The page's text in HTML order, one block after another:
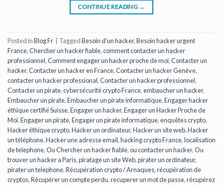
CONTINUE READING →
Posted inBlog Fr TaggedBesoin d’un hacker,Besoin hacker urgent
France,Chercher un hacker fiable,comment contacter un hacker
professionnel,Comment engager un hacker proche de moi,Contacter un
hacker,Contacter un hacker en France,Contacter un hacker Genève,
contacter un hacker professional,Contacter un hacker professionnel,
Contacter un pirate,cybersécurité crypto France,embaucher un hacker,
Embaucher un pirate,Embaucher un pirate informatique,Engager hacker
éthique certifié Suisse,Engager un hacker,Engager un Hacker Proche de
Moi,Engager un pirate,Engager un pirate informatique,enquêtes crypto,
Hacker éthique crypto,Hacker un ordinateur,Hacker un site web,Hacker
un téléphone,Hacker une adresse email,hacking crypto France,localisation
de telephone,Ou Chercher un hacker fiable,ou contacter un hacker,Ou
trouver un hacker a Paris,piratage un site Web,pirater un ordinateur,
pirater un telephone,Récupération crypto / Arnaques,récupération de
cryptos,Récupérer un compte perdu,recuperer un mot de passe,récupérez